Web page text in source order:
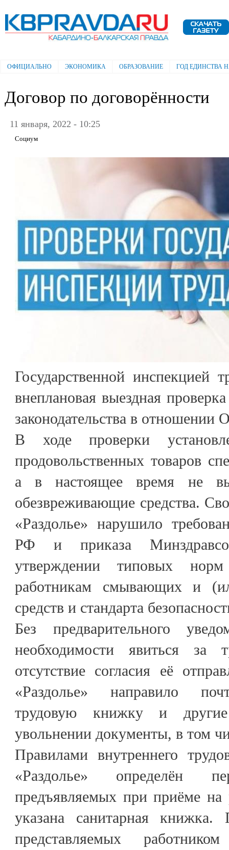
Электронная газета "Кабардино-
Балкарская правда"
Главное меню
ОФИЦИАЛЬНО ЭКОНОМИКА ОБРАЗОВАНИЕ ГОД ЕДИНСТВА
Договор по договорённости
11 января, 2022 - 10:25
Социум
Государственной инспекцией
внеплановая выездная
законодательства в отношении
В ходе проверки
продовольственных товаров
а в настоящее время не
обезвреживающие средства.
«Раздолье» нарушило
РФ и приказа
утверждении типовых
работникам смывающих и
средств и стандарта
Без предварительного
необходимости явиться за
отсутствие согласия её
«Раздолье» направило
трудовую книжку и
увольнении документы, в том
Правилами внутреннего
«Раздолье» определён
предъявляемых при приёме на
указана санитарная книжка.
представляемых